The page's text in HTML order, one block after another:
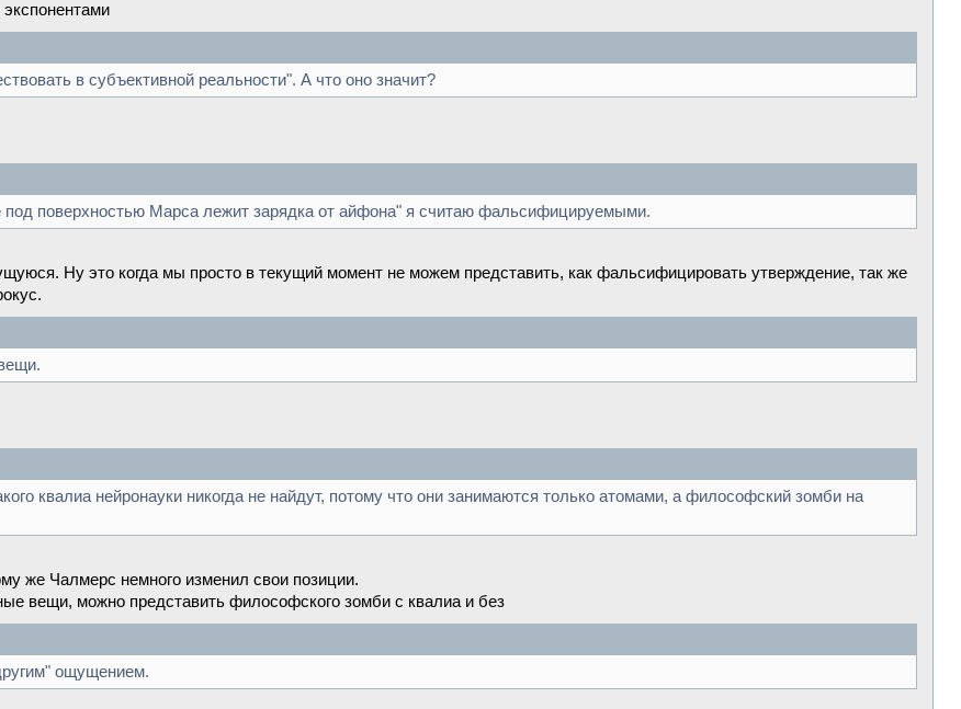
в субъективной реальности". А что оно значит?
под поверхностью Марса лежит зарядка от айфона" я считаю фальсифицируемыми.
Ну это когда мы просто в текущий момент не можем представить, как фальсифицировать утверждение, так же
квалиа нейронауки никогда не найдут, потому что они занимаются только атомами, а философский зомби на
же Чалмерс немного изменил свои позиции.
вещи, можно представить философского зомби с квалиа и без
ощущением.